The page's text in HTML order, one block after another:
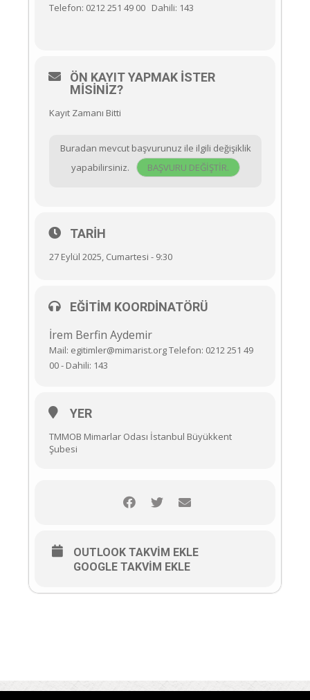
Telefon: 0212 251 49 00 Dahili: 143
ÖN KAYIT YAPMAK İSTER
MISINIZ?
Kayıt Zamanı Bitti
Buradan mevcut başvurunuz ile ilgili değişiklik
yapabilirsiniz.
BAŞVURU DEĞIŞTIR.
TARIH
27 Eylül 2025, Cumartesi - 9:30
EĞITIM KOORDINATÖRÜ
İrem Berfin Aydemir
Mail: egitimler@mimarist.org Telefon: 0212 251 49
00 - Dahili: 143
YER
TMMOB Mimarlar Odası İstanbul Büyükkent
Şubesi
OUTLOOK TAKVIM EKLE
GOOGLE TAKVIM EKLE